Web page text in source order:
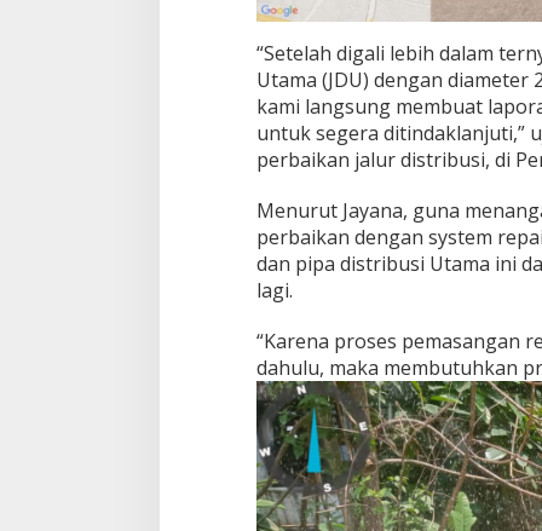
“Setelah digali lebih dalam
Utama (JDU) dengan
kami langsung membuat
untuk segera ditindaklanjuti,”
perbaikan jalur distribusi, di
Menurut Jayana, guna
perbaikan dengan system
dan pipa distribusi Utama ini
lagi.
“Karena proses pemasangan
dahulu, maka membutuhkan